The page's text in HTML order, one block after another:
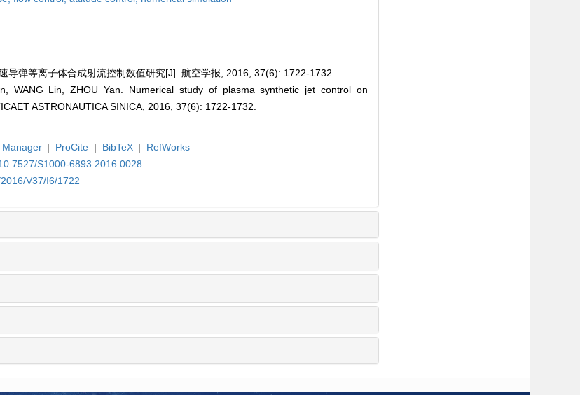
导弹等离子体合成射流控制数值研究[J]. 航空学报, 2016, 37(6): 1722-1732.
WANG Lin, ZHOU Yan. Numerical study of plasma synthetic jet control on
ASTRONAUTICA SINICA, 2016, 37(6): 1722-1732.
| ProCite | BibTeX |
RefWorks
S1000-6893.2016.0028
V37/I6/1722